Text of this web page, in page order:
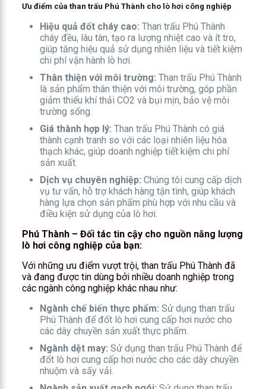
Ưu điểm của than trấu Phú Thành cho lò hơi công nghiệp
Hiệu quả đốt cháy cao: Than trấu Phú Thành
cháy đều, lâu tàn, tạo ra lượng nhiệt cao và ít tro,
giúp tăng hiệu quả sử dụng nhiên liệu và tiết kiệm
chi phí vận hành lò hơi.
Thân thiện với môi trường: Than trấu Phú Thành
là sản phẩm thân thiện với môi trường, góp phần
giảm thiểu khí thải CO2 và bụi mịn, bảo vệ môi
trường sống.
Giá thành hợp lý: Than trấu Phú Thành có giá
thành cạnh tranh so với các loại nhiên liệu hóa
thạch khác, giúp doanh nghiệp tiết kiệm chi phí
sản xuất.
Dịch vụ chuyên nghiệp: Chúng tôi cung cấp dịch
vụ tư vấn, hỗ trợ khách hàng tận tình, giúp khách
hàng lựa chọn sản phẩm phù hợp với nhu cầu và
điều kiện sử dụng của lò hơi.
Phú Thành – Đối tác tin cậy cho nguồn năng lượng
lò hơi công nghiệp của bạn:
Với những ưu điểm vượt trội, than trấu Phú Thành đã
và đang được tin dùng bởi nhiều doanh nghiệp trong
các ngành công nghiệp khác nhau như:
Ngành chế biến thực phẩm: Sử dụng than trấu
Phú Thành để đốt lò hơi cung cấp hơi nước cho
các dây chuyền sản xuất thực phẩm.
Ngành dệt may: Sử dụng than trấu Phú Thành để
đốt lò hơi cung cấp hơi nước cho các dây chuyền
nhuộm và sấy vải.